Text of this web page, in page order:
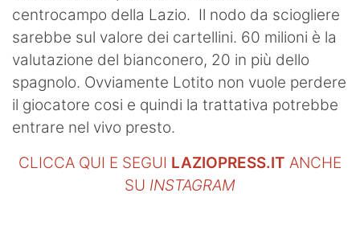
centrocampo della Lazio. Il nodo da sciogliere
sarebbe sul valore dei cartellini. 60 milioni è la
valutazione del bianconero, 20 in più dello
spagnolo. Ovviamente Lotito non vuole perdere
il giocatore cosi e quindi la trattativa potrebbe
entrare nel vivo presto.
CLICCA QUI E SEGUI LAZIOPRESS.IT ANCHE
SU INSTAGRAM